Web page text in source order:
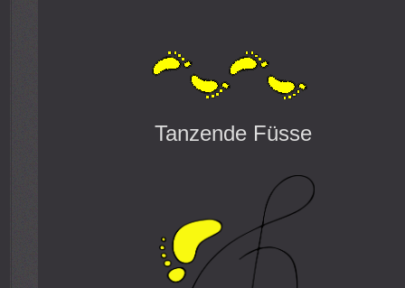
Tanzende Füsse